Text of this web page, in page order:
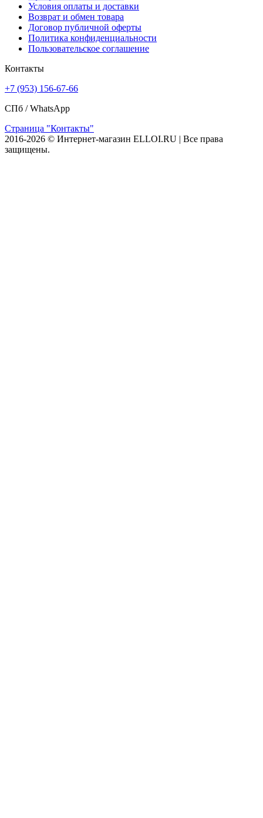
Условия оплаты и доставки
Возврат и обмен товара
Договор публичной оферты
Политика конфиденциальности
Пользовательское соглашение
Контакты
+7 (953) 156-67-66
СПб /WhatsApp
Страница "Контакты"
2016-2026 © Интернет-магазин ELLOI.RU | Все права
защищены.